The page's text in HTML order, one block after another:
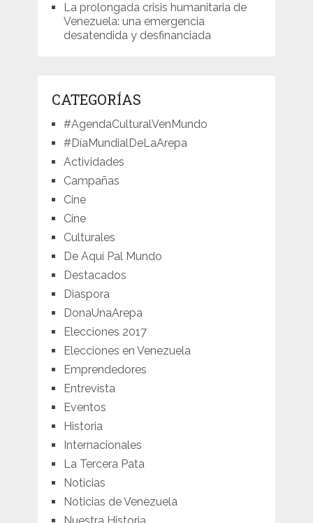
La prolongada crisis humanitaria de
Venezuela: una emergencia
desatendida y desfinanciada
CATEGORÍAS
#AgendaCulturalVenMundo
#DíaMundialDeLaArepa
Actividades
Campañas
Cine
Cine
Culturales
De Aquí Pal Mundo
Destacados
Diaspora
DonaUnaArepa
Elecciones 2017
Elecciones en Venezuela
Emprendedores
Entrevista
Eventos
Historia
Internacionales
La Tercera Pata
Noticias
Noticias de Venezuela